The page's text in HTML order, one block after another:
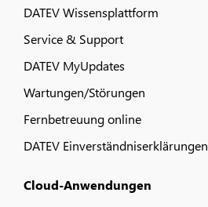
DATEV Wissensplattform
Service & Support
DATEV MyUpdates
Wartungen/Störungen
Fernbetreuung online
DATEV Einverständniserklärungen
Cloud-Anwendungen